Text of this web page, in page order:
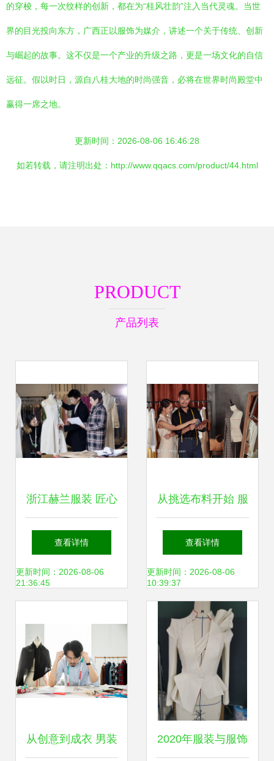
的穿梭，每一次纹样的创新，都在为“桂风壮韵”注入当代灵魂。当世
界的目光投向东方，广西正以服饰为媒介，讲述一个关于传统、创新
与崛起的故事。这不仅是一个产业的升级之路，更是一场文化的自信
远征。假以时日，源自八桂大地的时尚强音，必将在世界时尚殿堂中
赢得一席之地。
更新时间：2026-08-06 16:46:28
如若转载，请注明出处：http://www.qqacs.com/product/44.html
PRODUCT
产品列表
浙江赫兰服装 匠心
独运的服装制作之
路
查看详情
更新时间：2026-08-06
21:36:45
从挑选布料开始 服
装设计师与服装制
作的灵感对话
查看详情
更新时间：2026-08-06
10:39:37
从创意到成衣 男装 2020年服装与服饰